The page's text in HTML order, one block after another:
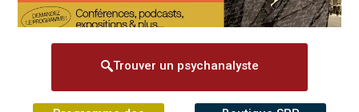
Trouver un psychanalyste